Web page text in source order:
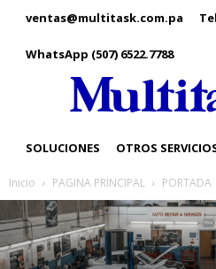
ventas@multitask.com.pa
WhatsApp (507) 6522.7788
SOLUCIONES OTROS
Inicio PAGINA PRINCIPAL PORTADA